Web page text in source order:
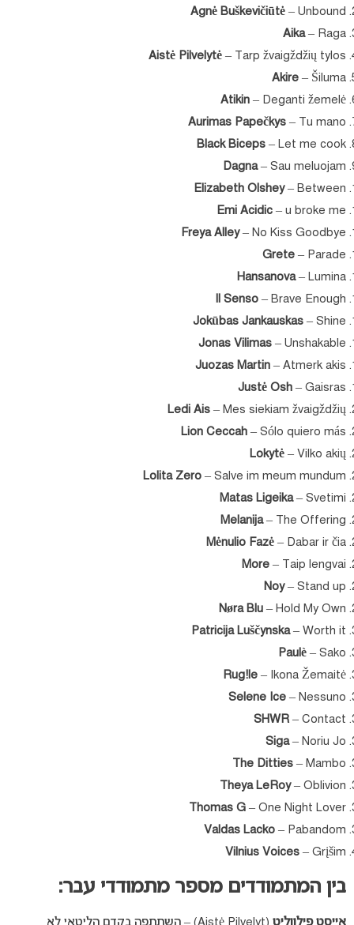
Agnė Buškevičiūtė – Unbound
Aika– Raga
Aistė Pilvelytė – Tarp žvaigždžių tylos
Akire – Šiluma
Atikin – Deganti žemelė
Aurimas Papečkys – Tu mano
Black Biceps – Let me cook
Dagna– Sau meluojam
Elizabeth Olshey– Between
Emi Acidic – u broke me
Freya Alley– No Kiss Goodbye
Grete – Parade
Hansanova– Lumina
Il Senso – Brave Enough
Jokūbas Jankauskas – Shine
Jonas Vilimas – Unshakable
Juozas Martin – Atmerk akis
Justė Osh – Gaisras
Ledi Ais – Mes siekiam žvaigždžių
Lion Ceccah – Sólo quiero más
Lokytė – Vilko akių
Lolita Zero – Salve im meum mundum
Matas Ligeika– Svetimi
Melanija– The Offering
Mėnulio Fazė – Dabar ir čia
More – Taip lengvai
Noy– Stand up
Nøra Blu – Hold My Own
Patricija Luščynska– Worth it
Paulè – Sako
Rug!le – Ikona Žemaitė
Selene Ice – Nessuno
SHWR – Contact
Siga– Noriu Jo
The Ditties – Mambo
Theya LeRoy– Oblivion
Thomas G – One Night Lover
Valdas Lacko – Pabandom
Vilnius Voices – Grįšim
בין המתמודדים מספר מתמודדי עבר: